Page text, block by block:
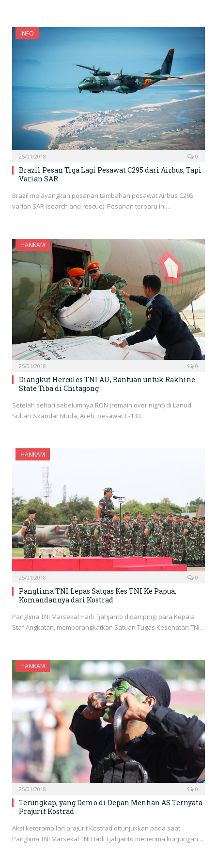
INFO
25/01/2018 0
Brazil Pesan Tiga Lagi Pesawat C295 dari Airbus, Tapi
Varian SAR
Brazil melayangkan pesanan tambahan pesawat Airbus C295
varian SAR (search and rescue). Pesanan terbaru ini…
HANKAM
25/01/2018 0
Diangkut Hercules TNI AU, Bantuan untuk Rakhine
State Tiba di Chitagong
Setelah sehari sebelumnya RON (remain over night) di Lanud
Sultan Iskandar Muda, Aceh, pesawat C-130…
HANKAM
25/01/2018 0
Panglima TNI Lepas Satgas Kes TNI Ke Papua,
Komandannya dari Kostrad
Panglima TNI Marsekal Hadi Tjahjanto didampingi para Kepala
Staf Angkatan, memberangkatkan Satuan Tugas Kesehatan TNI…
HANKAM
25/01/2018 0
Terungkap, yang Demo di Depan Menhan AS Ternyata
Prajurit Kostrad
Aksi keterampilan prajurit Kostrad ditunjukkan pada saat
Panglima TNI Marsekal TNI Hadi Tjahjanto menerima kunjungan…